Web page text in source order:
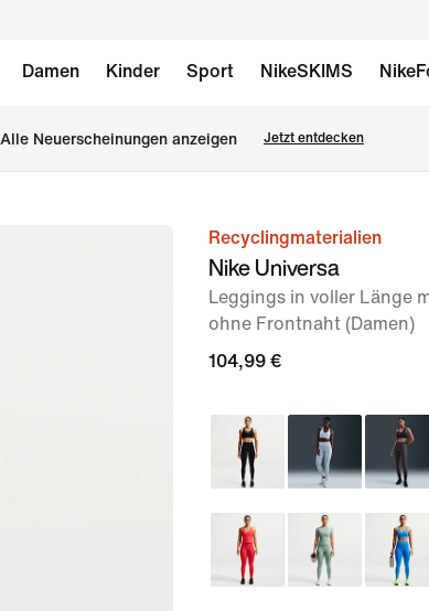
Damen Kinder Sport NikeSKIMS
Alle Neuerscheinungen anzeigen Jetzt entdecken
Bild 1Recyclingmaterialien
Nike Universa
Leggings in voller Länge
ohne Frontnaht (Damen)
104,99 €